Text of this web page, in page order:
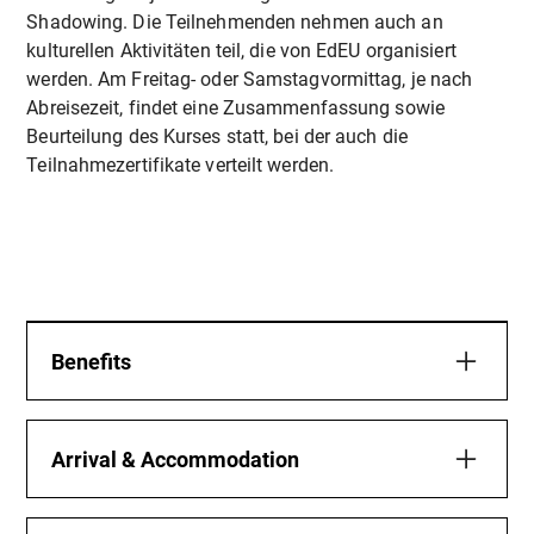
Shadowing. Die Teilnehmenden nehmen auch an
kulturellen Aktivitäten teil, die von EdEU organisiert
werden. Am Freitag- oder Samstagvormittag, je nach
Abreisezeit, findet eine Zusammenfassung sowie
Beurteilung des Kurses statt, bei der auch die
Teilnahmezertifikate verteilt werden.
Benefits
Sie lernen praktische
Situationen angewendet werden können, um Ihr
Arrival & Accommodation
Your Stay – Comfortable,